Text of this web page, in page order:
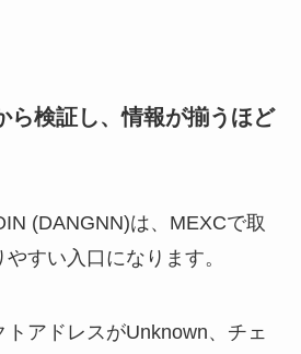
ら検証し、情報が揃うほど
(DANGNN)は、MEXCで取
すい入口になります。
アドレスがUnknown、チェ